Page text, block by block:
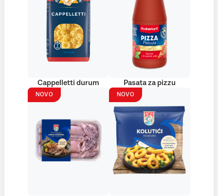
Cappelletti durum Pasata za pizzu
NOVO NOVO